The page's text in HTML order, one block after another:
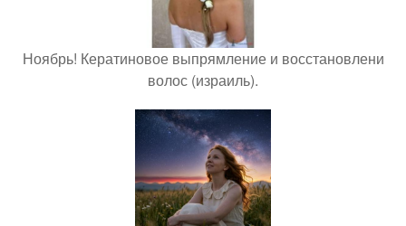
Ноябрь! Кератиновое выпрямление и восстановлени
волос (израиль).